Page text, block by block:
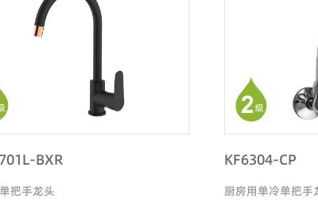
BXR
把手龙头
KF6304-CP
厨房用单冷单把手